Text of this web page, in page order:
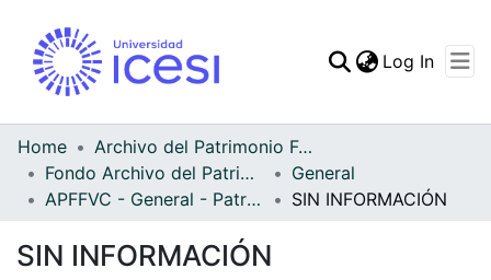
Statistics
Log In
Home
Archivo del Patrimonio Fotográfico y Fílmico del Valle del Cauca
Fondo Archivo del Patrimonio Fotográfico y Fílmico del Valle del Cauca
General
APFFVC - General - Patrimonial
SIN INFORMACIÓN
SIN INFORMACIÓN